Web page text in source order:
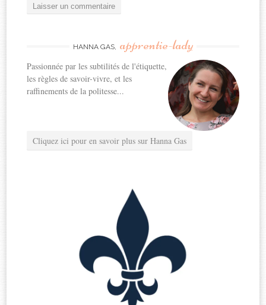
HANNA GAS, apprentie-lady
Passionnée par les subtilités de l'étiquette,
les règles de savoir-vivre, et les
raffinements de la politesse...
Cliquez ici pour en savoir plus sur Hanna Gas